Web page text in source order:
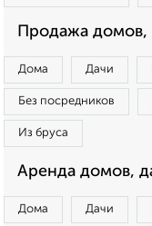
Продажа домов,
Дома Дачи
Без посредников
Из бруса
Аренда домов,
Дома Дачи